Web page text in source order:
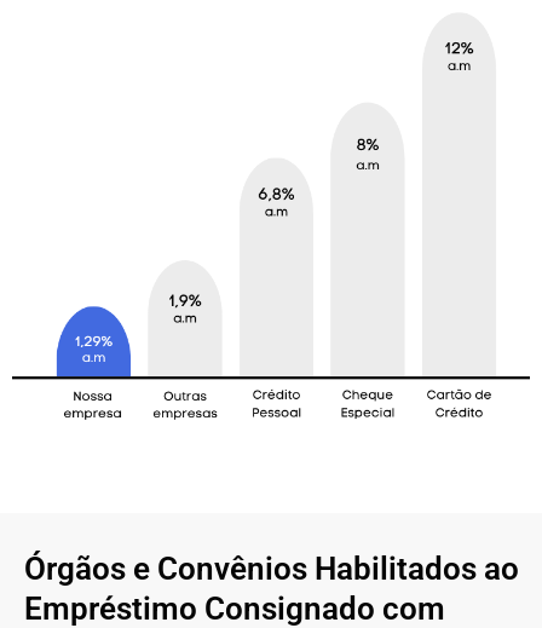
Órgãos e Convênios Habilitados ao
Empréstimo Consignado com